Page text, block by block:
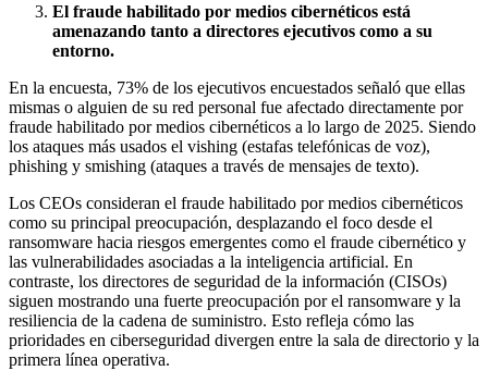
El fraude habilitado por medios cibernéticos está
amenazando tanto a directores ejecutivos como a su
entorno.
En la encuesta, 73% de los ejecutivos encuestados señaló que ellas
mismas o alguien de su red personal fue afectado directamente por
fraude habilitado por medios cibernéticos a lo largo de 2025. Siendo
los ataques más usados el vishing (estafas telefónicas de voz),
phishing y smishing (ataques a través de mensajes de texto).
Los CEOs consideran el fraude habilitado por medios cibernéticos
como su principal preocupación, desplazando el foco desde el
ransomware hacia riesgos emergentes como el fraude cibernético y
las vulnerabilidades asociadas a la inteligencia artificial. En
contraste, los directores de seguridad de la información (CISOs)
siguen mostrando una fuerte preocupación por el ransomware y la
resiliencia de la cadena de suministro. Esto refleja cómo las
prioridades en ciberseguridad divergen entre la sala de directorio y la
primera línea operativa.